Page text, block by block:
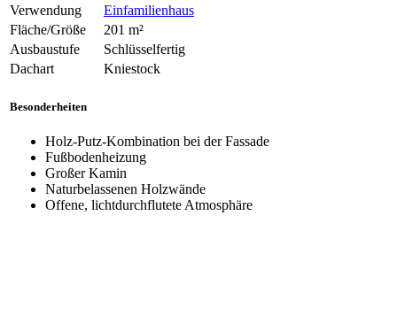
Verwendung
Einfamilienhaus
Fläche/Größe
201 m²
Ausbaustufe
Schlüsselfertig
Dachart
Kniestock
Besonderheiten
Holz-Putz-Kombination bei der Fassade
Fußbodenheizung
Großer Kamin
Naturbelassenen Holzwände
Offene, lichtdurchflutete Atmosphäre